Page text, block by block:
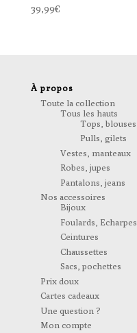
39,99€
À propos
Toute la collection
Tous les hauts
Tops, blouses
Pulls, gilets
Vestes, manteaux
Robes, jupes
Pantalons, jeans
Nos accessoires
Bijoux
Foulards, Echarpes
Ceintures
Chaussettes
Sacs, pochettes
Prix doux
Cartes cadeaux
Une question ?
Mon compte